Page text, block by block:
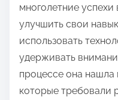
т
о
й
з
а
п
многолетние
улучшить свои
использовать
удерживать
процессе она
которые требовали